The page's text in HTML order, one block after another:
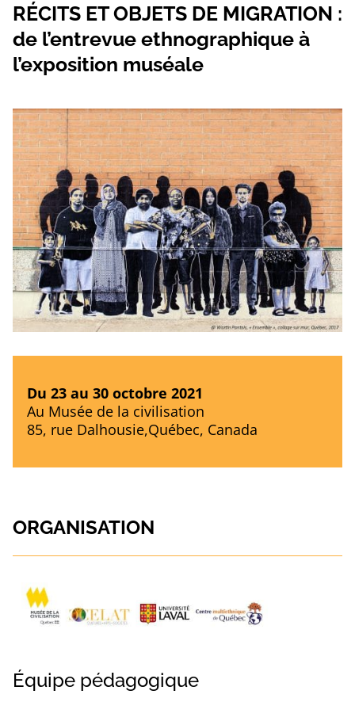
RÉCITS ET OBJETS DE MIGRATION :
de l’entrevue ethnographique à
l’exposition muséale
Du 23 au 30 octobre 2021
Au Musée de la civilisation
85, rue Dalhousie,Québec, Canada
ORGANISATION
Équipe pédagogique